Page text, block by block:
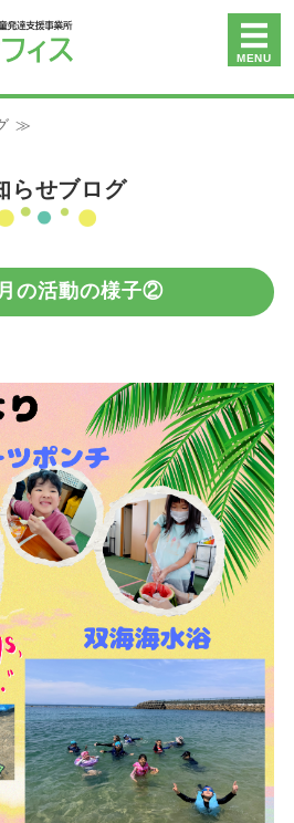
こどもオフィス（放課後
MENU
っず
≫
らせブログ
の活動の様子②